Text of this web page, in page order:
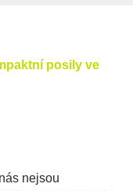
posily ve
nejsou